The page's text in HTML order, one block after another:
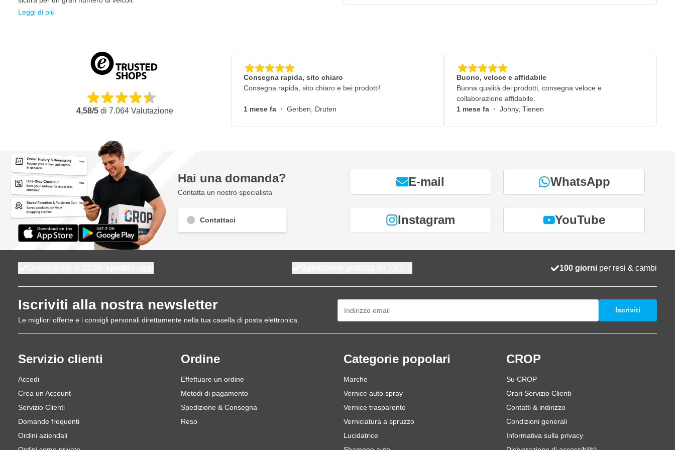
Giallo (100x), Nero (50x), Bianco (50x)
Giallo (100x), Nero (25x), Blu (50x), Bianco (25x)
Leggi di più
4,58/5di 7.064Valutazione
Consegna rapida, sito chiaro
Consegna rapida, sito chiaro e bei prodotti!
1 mese fa · Gerben, Druten
Buono, veloce e affidabile
Buona qualità dei prodotti, consegna veloce e
collaborazione affidabile.
1 mese fa · Johny, Tienen
Hai una domanda?
Contatta un nostro specialista
Contattaci
E-mail WhatsApp
Instagram YouTube
100 giorni per resi & cambi
Iscriviti alla nostra newsletter
Le migliori offerte e i consigli personali direttamente nella tua casella di posta elettronica.
Iscriviti
Servizio clienti
Accedi
Crea un Account
Servizio Clienti
Domande frequenti
Ordini aziendali
Ordine
Effettuare un ordine
Metodi di pagamento
Spedizione & Consegna
Reso
Categorie popolari
Marche
Vernice auto spray
Vernice trasparente
Verniciatura a spruzzo
Lucidatrice
CROP
Su CROP
Orari Servizio Clienti
Contatti & indirizzo
Condizioni generali
Informativa sulla privacy